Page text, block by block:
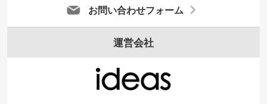
お問い合わせフォーム
運営会社